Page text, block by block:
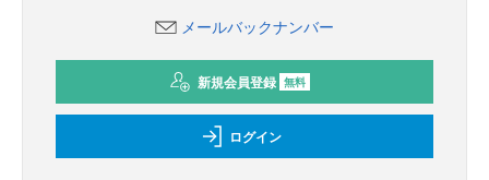
メールバックナンバー
新規会員登録 無料
ログイン